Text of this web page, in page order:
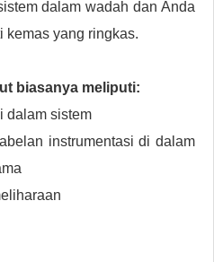
dalam wadah dan Anda
kemas yang ringkas.
biasanya meliputi:
dalam sistem
instrumentasi di dalam